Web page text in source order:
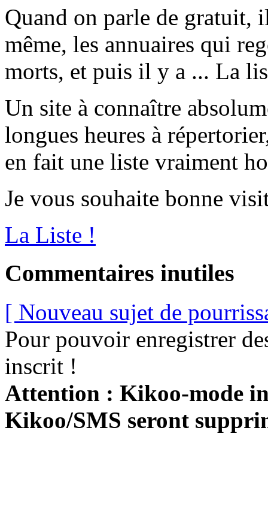
Quand on parle de gratuit,
même, les annuaires qui
morts, et puis il y a ... La
Un site à connaître
longues heures à
en fait une liste vraiment
Je vous souhaite bonne
La Liste !
Commentaires inutiles
[ Nouveau sujet de
Pour pouvoir enregistrer
inscrit !
Attention : Kikoo-mode
Kikoo/SMS seront